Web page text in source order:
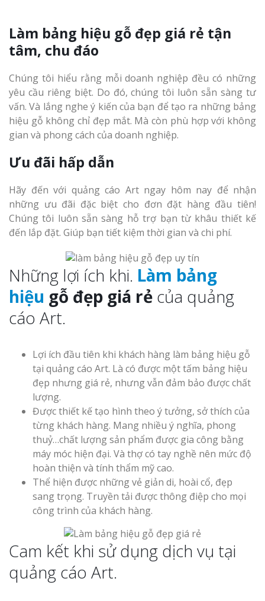
Làm bảng hiệu gỗ đẹp giá rẻ tận
tâm, chu đáo
Chúng tôi hiểu rằng mỗi doanh nghiệp đều có những
yêu cầu riêng biệt. Do đó, chúng tôi luôn sẵn sàng tư
vấn. Và lắng nghe ý kiến của bạn để tạo ra những bảng
hiệu gỗ không chỉ đẹp mắt. Mà còn phù hợp với không
gian và phong cách của doanh nghiệp.
Ưu đãi hấp dẫn
Hãy đến với quảng cáo Art ngay hôm nay để nhận
những ưu đãi đặc biệt cho đơn đặt hàng đầu tiên!
Chúng tôi luôn sẵn sàng hỗ trợ bạn từ khâu thiết kế
đến lắp đặt. Giúp bạn tiết kiệm thời gian và chi phí.
Những lợi ích khi. Làm bảng
hiệu gỗ đẹp giá rẻ của quảng
cáo Art.
Lợi ích đầu tiên khi khách hàng làm bảng hiệu gỗ
tại quảng cáo Art. Là có được một tấm bảng hiệu
đẹp nhưng giá rẻ, nhưng vẫn đảm bảo được chất
lượng.
Được thiết kế tạo hình theo ý tưởng, sở thích của
từng khách hàng. Mang nhiều ý nghĩa, phong
thuỷ…chất lượng sản phẩm được gia công bằng
máy móc hiện đại. Và thợ có tay nghề nên mức độ
hoàn thiện và tính thẩm mỹ cao.
Thể hiện được những vẻ giản di, hoài cổ, đẹp
sang trọng. Truyền tải được thông điệp cho mọi
công trình của khách hàng.
Cam kết khi sử dụng dịch vụ tại
quảng cáo Art.